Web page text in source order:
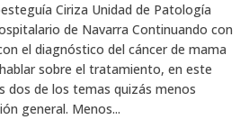
Ciriza Unidad de Patología
de Navarra Continuando con
el diagnóstico del cáncer de mama
sobre el tratamiento, en este
dos de los temas quizás menos
general. Menos...